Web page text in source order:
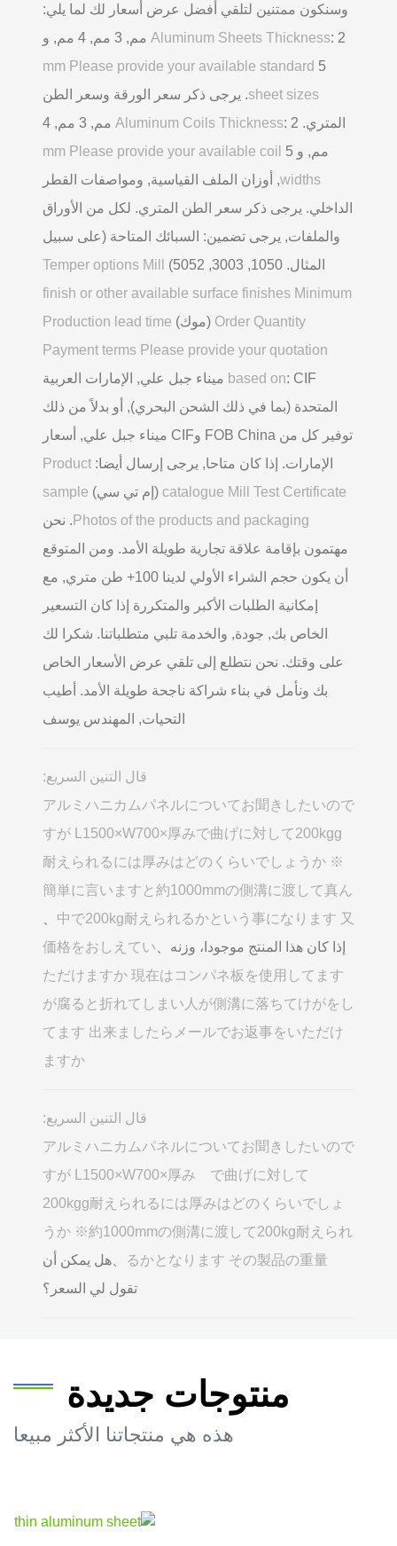
وسنكون ممتنين لتلقي أفضل عرض أسعار لك لما يلي:
Aluminum Sheets Thickness
: 2 مم, 3 مم, 4 مم, و
5
mm Please provide your available standard
sheet sizes. يرجى ذكر سعر الورقة وسعر الطن
المتري.
Aluminum Coils Thickness
: 2 مم, 3 مم, 4
مم, و 5
mm Please provide your available coil
widths, أوزان الملف القياسية, ومواصفات القطر
الداخلي. يرجى ذكر سعر الطن المتري. لكل من الأوراق
والملفات, يرجى تضمين: السبائك المتاحة (على سبيل
المثال. 1050, 3003, 5052)
Temper options Mill
finish or other available surface finishes Minimum
Order Quantity (موك) Production lead time
Payment terms Please provide your quotation
based on : CIF ميناء جبل علي, الإمارات العربية
المتحدة (بما في ذلك الشحن البحري), أو بدلاً من ذلك
توفير كل من FOB China وCIF ميناء جبل علي, أسعار
الإمارات. إذا كان متاحا, يرجى إرسال أيضا: Product
catalogue Mill Test Certificate (إم تي سي) sample
Photos of the products and packaging . نحن
مهتمون بإقامة علاقة تجارية طويلة الأمد. ومن المتوقع
أن يكون حجم الشراء الأولي لدينا 100+ طن متري, مع
إمكانية الطلبات الأكبر والمتكررة إذا كان التسعير
الخاص بك, جودة, والخدمة تلبي متطلباتنا. شكرا لك
على وقتك. نحن نتطلع إلى تلقي عرض الأسعار الخاص
بك ونأمل في بناء شراكة ناجحة طويلة الأمد. أطيب
التحيات, المهندس يوسف
قال التنين السريع:
アルミハニカムパネルについてお聞きしたいので
すが L1500×W700×厚みで曲げに対して200kgg
耐えられるには厚みはどのくらいでしょうか ※
簡単に言いますと約1000mmの側溝に渡して真ん
中で200kg耐えられるかという事になります 又
إذا كان هذا المنتج موجودا، وزنه、 価格をおしえてい
ただけますか 現在はコンパネ板を使用してます
が腐ると折れてしまい人が側溝に落ちてけがをし
てます 出来ましたらメールでお返事をいただけ
ますか
قال التنين السريع:
アルミハニカムパネルについてお聞きしたいので
すが L1500×W700×厚み で曲げに対して
200kgg耐えられるには厚みはどのくらいでしょ
うか ※約1000mmの側溝に渡して200kg耐えられ
るかとなります その製品の重量
、هل يمكن أن
تقول لي السعر؟
منتوجات جديدة
هذه هي منتجاتنا الأكثر مبيعا